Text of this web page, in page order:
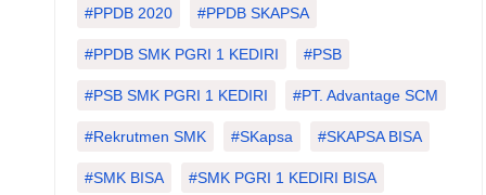
#PPDB 2020 #PPDB SKAPSA
#PPDB SMK PGRI 1 KEDIRI #PSB
#PSB SMK PGRI 1 KEDIRI #PT. Advantage SCM
#Rekrutmen SMK #SKapsa #SKAPSA BISA
#SMK BISA #SMK PGRI 1 KEDIRI BISA